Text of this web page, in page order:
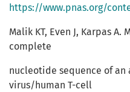
https://www.pnas.org/
Malik KT, Even J, Karpas
complete
nucleotide sequence of
virus/human T-cell